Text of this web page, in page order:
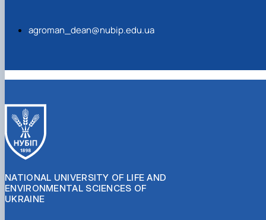
agroman_dean@nubip.edu.ua
NATIONAL UNIVERSITY OF LIFE AND
ENVIRONMENTAL SCIENCES OF
UKRAINE